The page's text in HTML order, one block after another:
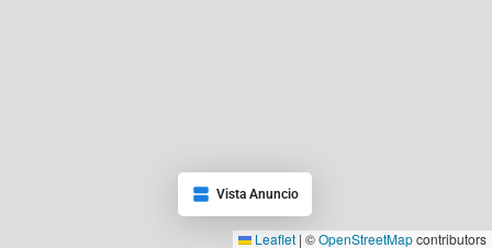
Leaflet | ©OpenStreetMapcontributors
Vista Anuncio